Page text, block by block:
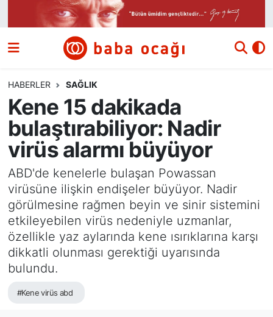
HABERLER SAĞLIK
Kene 15 dakikada
bulaştırabiliyor: Nadir
virüs alarmı büyüyor
ABD'de kenelerle bulaşan Powassan
virüsüne ilişkin endişeler büyüyor. Nadir
görülmesine rağmen beyin ve sinir sistemini
etkileyebilen virüs nedeniyle uzmanlar,
özellikle yaz aylarında kene ısırıklarına karşı
dikkatli olunması gerektiği uyarısında
bulundu.
#Kene virüs abd
Siyaset
Ekonomi
Dünya
Kültür ve Sanat
Eğitim
Bilim ve Teknoloji
Yazı Dizisi
Nöbetçi Eczaneler
Hava Durumu
Namaz Vakitleri
Trafik Durumu
Süper Lig Puan Durumu ve Fikstür
Tüm Manşetler
Son Dakika Haberleri
Haber Arşivi